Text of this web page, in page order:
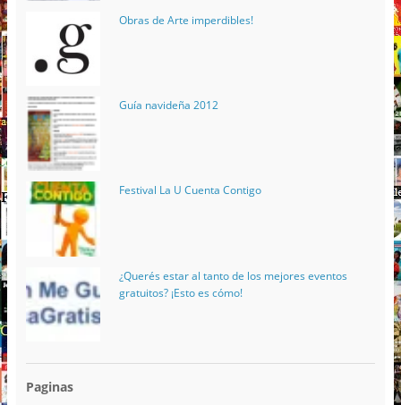
Obras de Arte imperdibles!
Guía navideña 2012
Festival La U Cuenta Contigo
¿Querés estar al tanto de los mejores eventos
gratuitos? ¡Esto es cómo!
Paginas